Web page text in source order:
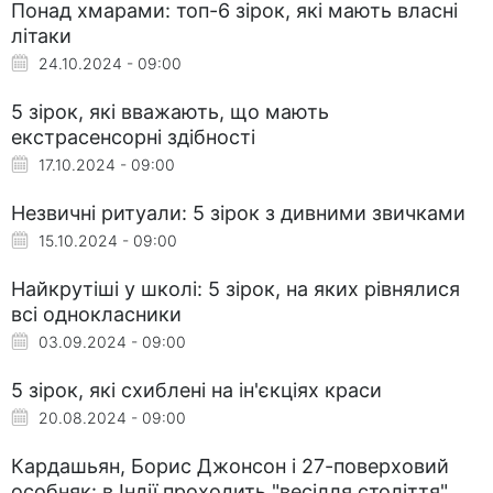
Понад хмарами: топ-6 зірок, які мають власні
літаки
24.10.2024 - 09:00
5 зірок, які вважають, що мають
екстрасенсорні здібності
17.10.2024 - 09:00
Незвичні ритуали: 5 зірок з дивними звичками
15.10.2024 - 09:00
Найкрутіші у школі: 5 зірок, на яких рівнялися
всі однокласники
03.09.2024 - 09:00
5 зірок, які схиблені на ін'єкціях краси
20.08.2024 - 09:00
Кардашьян, Борис Джонсон і 27-поверховий